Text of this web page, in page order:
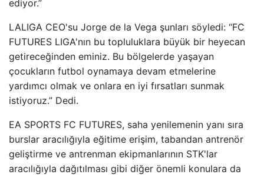
ediyor.”
LALIGA CEO'su Jorge de la Vega şunları söyledi: “FC
FUTURES LIGA'nın bu topluluklara büyük bir heyecan
getireceğinden eminiz. Bu bölgelerde yaşayan
çocukların futbol oynamaya devam etmelerine
yardımcı olmak ve onlara en iyi fırsatları sunmak
istiyoruz.” Dedi.
EA SPORTS FC FUTURES, saha yenilemenin yanı sıra
burslar aracılığıyla eğitime erişim, tabandan antrenör
geliştirme ve antrenman ekipmanlarının STK'lar
aracılığıyla dağıtılması gibi diğer önemli konulara da